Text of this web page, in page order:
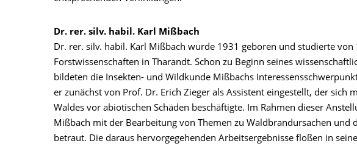
Dr. rer. silv. habil. Karl Mißbach
Dr. rer. silv. habil. Karl Mißbach wurde 1931 geboren und studierte von
Forstwissenschaften in Tharandt. Schon zu Beginn seines
bildeten die Insekten- und Wildkunde Mißbachs
er zunächst von Prof. Dr. Erich Zieger als Assistent eingestellt, der sich
Waldes vor abiotischen Schäden beschäftigte. Im Rahmen dieser
Mißbach mit der Bearbeitung von Themen zu Waldbrandursachen und
betraut. Die daraus hervorgegehenden Arbeitsergebnisse floßen in